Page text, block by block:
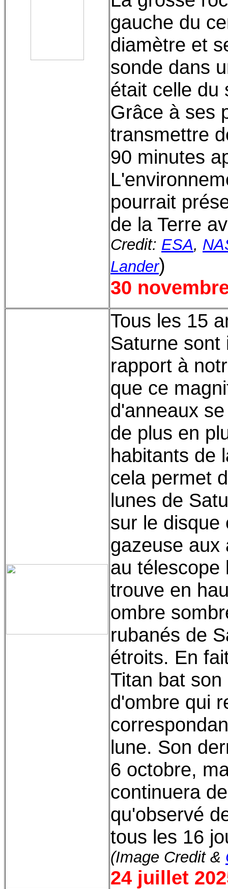
gauche du
diamètre et
sonde dans
était celle du
Grâce à ses
transmettre
90 minutes
pourrait
de la Terre
Credit: ESA,
Lander)
30
Tous les 15
Saturne sont
rapport à
que ce
d'anneaux
de plus en
habitants de
cela permet
lunes de
sur le disque
gazeuse aux
au télescope
trouve en
ombre
rubanés de
étroits. En
Titan bat
d'ombre qui
lune. Son
6 octobre,
continuera
qu'observé
tous les 16
(Image Credit &
24 juillet